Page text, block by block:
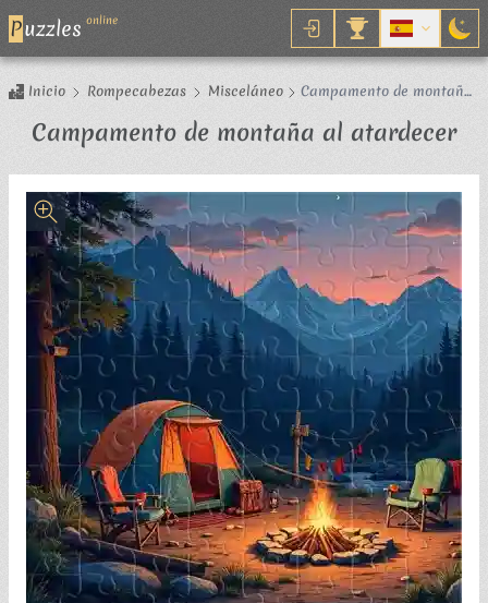
Puzzles online
Inicio Rompecabezas Misceláneo
Campamento de montaña
Campamento de montaña al atardecer